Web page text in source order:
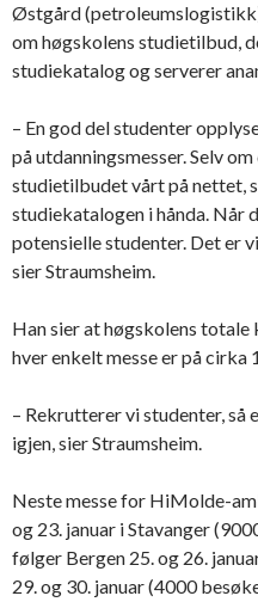
Østgård
om høgskolens studietilbud,
studiekatalog og serverer
– En god del studenter
på utdanningsmesser. Selv
studietilbudet vårt på nettet,
studiekatalogen i hånda. Når
potensielle studenter. Det er
sier Straumsheim.
Han sier at høgskolens
hver enkelt messe er på cirka
– Rekrutterer vi studenter, så
igjen, sier Straumsheim.
Neste messe for HiMolde-
og 23. januar i Stavanger
følger Bergen 25. og 26.
29. og 30. januar (4000